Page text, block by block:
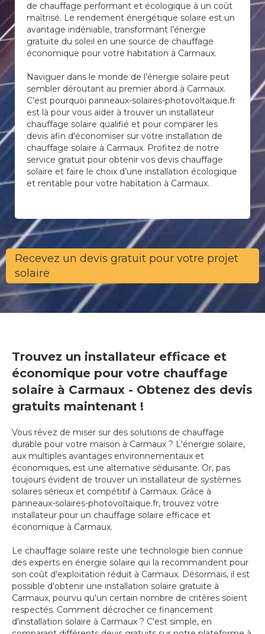
de chauffage performant et écologique à un coût
maîtrisé. Le rendement énergétique solaire est un
avantage indéniable, transformant l’énergie
gratuite du soleil en une source de chauffage
économique pour votre habitation à Carmaux.
Naviguer dans le monde de l’énergie solaire peut
sembler déroutant au premier abord à Carmaux.
C’est pourquoi panneaux-solaires-photovoltaique.fr
est là pour vous aider à trouver un installateur
chauffage solaire qualifié et pour comparer les
devis afin d'économiser sur votre installation de
chauffage solaire à Carmaux. Profitez de notre
service gratuit pour obtenir vos devis chauffage
solaire et faire le choix d’une installation écologique
et rentable pour votre habitation à Carmaux.
Recevez un devis gratuit pour votre projet
solaire
Trouvez un installateur efficace et
économique pour votre chauffage
solaire à Carmaux - Obtenez des devis
gratuits maintenant !
Vous rêvez de miser sur des solutions de chauffage
durable pour votre maison à Carmaux ? L'énergie solaire,
aux multiples avantages environnementaux et
économiques, est une alternative séduisante. Or, pas
toujours évident de trouver un installateur de systèmes
solaires sérieux et compétitif à Carmaux. Grâce à
panneaux-solaires-photovoltaique.fr, trouvez votre
installateur pour un chauffage solaire efficace et
économique à Carmaux.
Le chauffage solaire reste une technologie bien connue
des experts en énergie solaire qui la recommandent pour
son coût d'exploitation réduit à Carmaux. Désormais, il est
possible d'obtenir une installation solaire gratuite à
Carmaux, pourvu qu'un certain nombre de critères soient
respectés. Comment décrocher ce financement
d'installation solaire à Carmaux ? C'est simple, en